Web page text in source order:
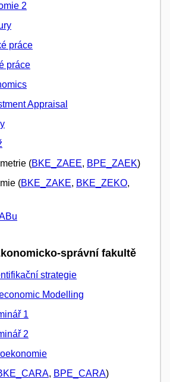
2
práce
práce
Appraisal
(BKE_ZAEE, BPE_ZAEK)
(BKE_ZAKE, BKE_ZEKO,
správní fakultě
strategie
Modelling
1
2
, BPE_CARA)